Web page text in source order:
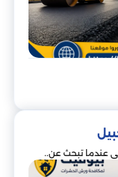
عندما تبحث عن..